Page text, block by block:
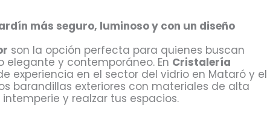
más seguro, luminoso y con un diseño
son la opción perfecta para quienes buscan
y contemporáneo. En Cristalería
experiencia en el sector del vidrio en Mataró y el
barandillas exteriores con materiales de alta
y realzar tus espacios.